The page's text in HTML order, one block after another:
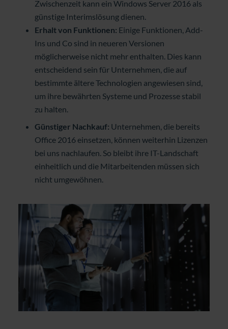
Zwischenzeit kann ein Windows Server 2016 als
günstige Interimslösung dienen.
Erhalt von Funktionen: Einige Funktionen, Add-
Ins und Co sind in neueren Versionen
möglicherweise nicht mehr enthalten. Dies kann
entscheidend sein für Unternehmen, die auf
bestimmte ältere Technologien angewiesen sind,
um ihre bewährten Systeme und Prozesse stabil
zu halten.
Günstiger Nachkauf: Unternehmen, die bereits
Office 2016 einsetzen, können weiterhin Lizenzen
bei uns nachlaufen. So bleibt ihre IT-Landschaft
einheitlich und die Mitarbeitenden müssen sich
nicht umgewöhnen.